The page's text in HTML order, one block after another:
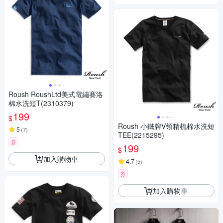
Roush RoushLtd美式電繡賽洛
棉水洗短T(2310379)
$199
5 (7)
券
加入購物車
Roush 小鐵牌V領精梳棉水洗短
TEE(2215295)
$199
4.7(5)
券
加入購物車